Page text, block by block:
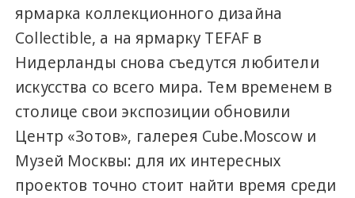
ярмарка коллекционного дизайна
Collectible, а на ярмарку TEFAF в
Нидерланды снова съедутся любители
искусства со всего мира. Тем временем в
столице свои экспозиции обновили
Центр «Зотов», галерея Cube.Moscow и
Музей Москвы: для их интересных
проектов точно стоит найти время среди